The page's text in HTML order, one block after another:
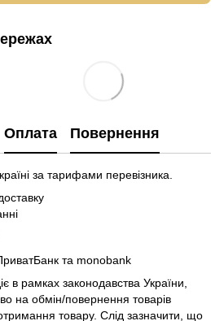
Оплата Повернення
за тарифами перевізника.
та monobank
в рамках законодавства України,
на обмін/повернення товарів
товару. Слід зазначити, що